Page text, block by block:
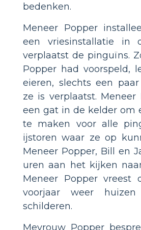
bedenken.
Meneer Popper
een vriesinstallatie in
verplaatst de pinguïns.
Popper had voorspeld,
eieren, slechts een
ze is verplaatst. Meneer
een gat in de kelder om
te maken voor alle
ijstoren waar ze op
Meneer Popper, Bill en
uren aan het kijken
Meneer Popper
voorjaar weer
schilderen.
Mevrouw Popper